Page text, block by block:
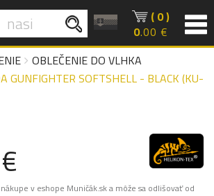
( 0 )
0.00 €
OBLEČENIE DO VLHKA
GUNFIGHTER SOFTSHELL - BLACK (KU-
v eshope Muničák.sk a môže sa odlišovať od